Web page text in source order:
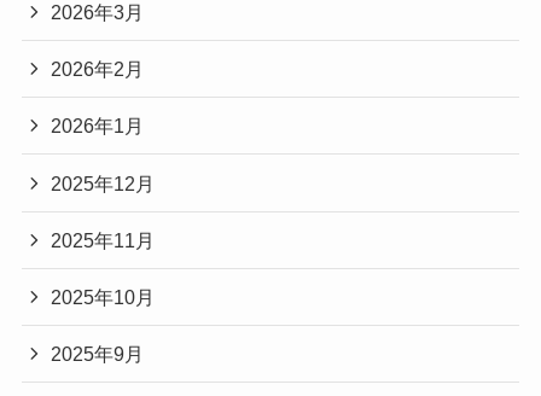
2026年3月
2026年2月
2026年1月
2025年12月
2025年11月
2025年10月
2025年9月